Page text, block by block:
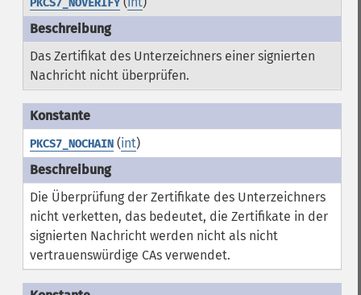
PKCS7_NOVERIFY
Das Zertifikat des Unterzeichners einer signierten
Nachricht nicht überprüfen.
PKCS7_NOCHAIN(int)
Die Überprüfung der Zertifikate des Unterzeichners
nicht verketten, das bedeutet, die Zertifikate in der
signierten Nachricht werden nicht als nicht
vertrauenswürdige CAs verwendet.